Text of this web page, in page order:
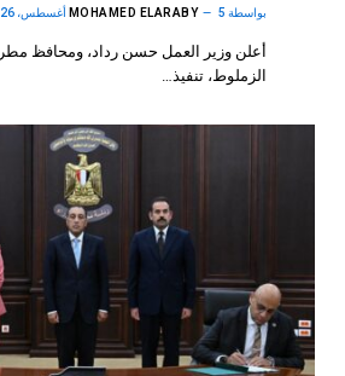
بواسطة MOHAMED ELARABY 5 أغسطس، 2026
أعلن وزير العمل حسن رداد، ومحافظ
الزملوط، تنفيذ…